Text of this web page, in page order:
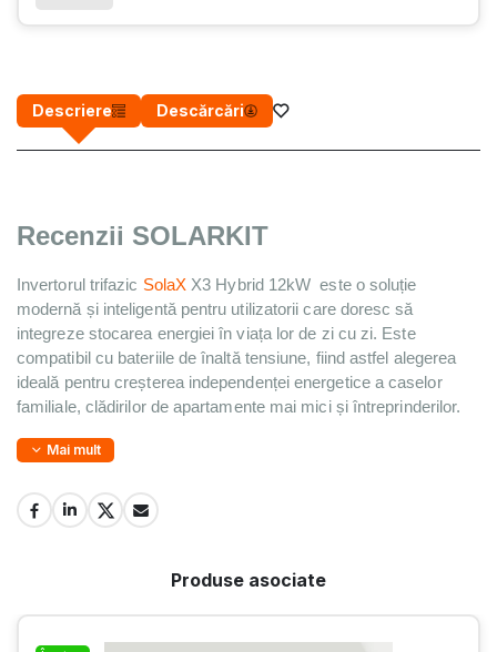
Descriere Descărcări
Recenzii SOLARKIT
Invertorul trifazic SolaX X3 Hybrid 12kW este o soluție
modernă și inteligentă pentru utilizatorii care doresc să
integreze stocarea energiei în viața lor de zi cu zi. Este
compatibil cu bateriile de înaltă tensiune, fiind astfel alegerea
ideală pentru creșterea independenței energetice a caselor
familiale, clădirilor de apartamente mai mici și întreprinderilor.
Mai mult
Produse asociate